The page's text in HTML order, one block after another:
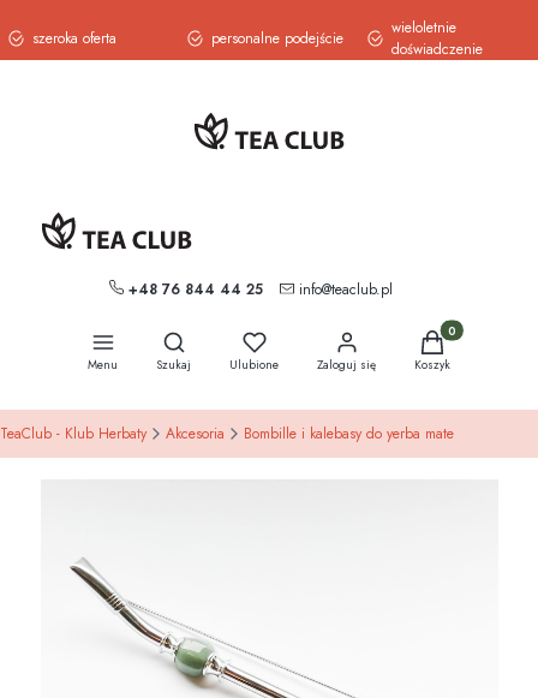
szeroka oferta personalne podejście
wieloletnie
doświadczenie
+48 76 844 44 25 info@teaclub.pl
Menu
Otwórz wyszukiwarkę
Szukaj Ulubione Zaloguj się
Produkty w
Koszyk
TeaClub - Klub Herbaty Akcesoria Bombille i kalebasy do yerba mate